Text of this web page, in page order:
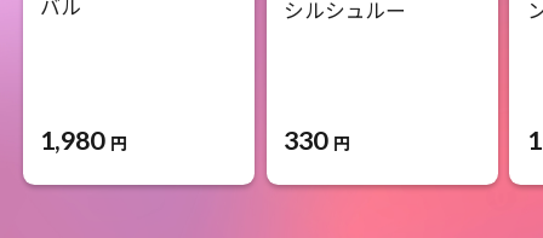
バル
1,980 円
シルシュルー
330 円